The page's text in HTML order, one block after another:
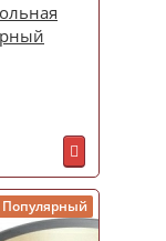
Популярный